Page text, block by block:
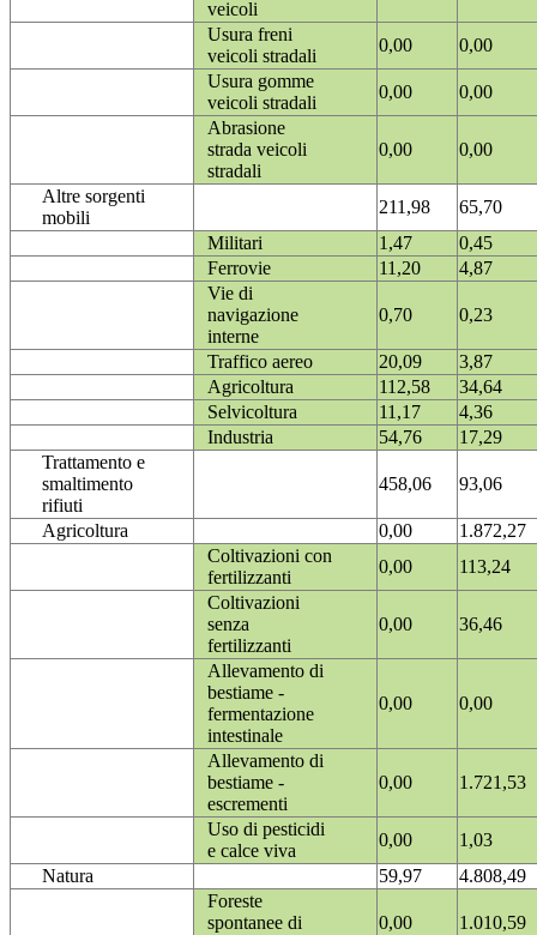
veicoli
Usura freni
veicoli stradali
0,00
0,00
Usura gomme
veicoli stradali
0,00
0,00
Abrasione
strada veicoli
stradali
0,00 0,00
Altre sorgenti
mobili
211,98
65,70
Militari
1,47
0,45
Ferrovie
11,20
4,87
Vie di
navigazione
interne
0,70 0,23
Traffico aereo 20,09
3,87
Agricoltura
112,58
34,64
Selvicoltura
11,17
4,36
Industria
54,76
17,29
Trattamento e
smaltimento
rifiuti
458,06 93,06
Agricoltura 0,00
1.872,27
Coltivazioni con
fertilizzanti
0,00
113,24
Coltivazioni
senza
fertilizzanti
0,00 36,46
Allevamento di
bestiame -
fermentazione
intestinale
0,00 0,00
Allevamento di
bestiame -
escrementi
0,00 1.721,53
Uso di pesticidi
e calce viva
0,00
1,03
Natura
59,97
4.808,49
Foreste
spontanee di
0,00 1.010,59